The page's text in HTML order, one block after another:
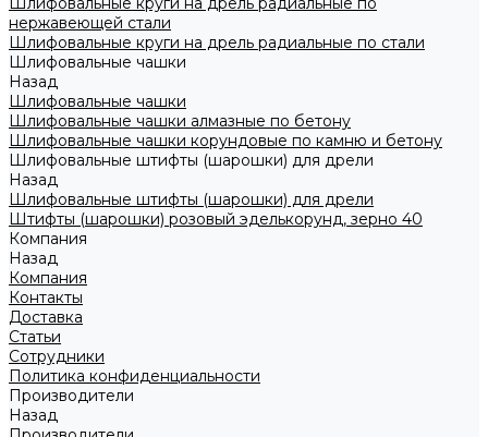
нержавеющей стали
Шлифовальные круги на дрель радиальные по стали
Шлифовальные чашки
Назад
Шлифовальные чашки
Шлифовальные чашки алмазные по бетону
Шлифовальные чашки корундовые по камню и бетону
Шлифовальные штифты (шарошки) для дрели
Назад
Шлифовальные штифты (шарошки) для дрели
Штифты (шарошки) розовый эделькорунд, зерно 40
Компания
Назад
Компания
Контакты
Доставка
Статьи
Сотрудники
Политика конфиденциальности
Производители
Назад